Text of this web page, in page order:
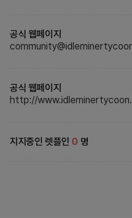
공식 웹페이지
공식 웹페이지
http://
지지중인 렛플인 0 명